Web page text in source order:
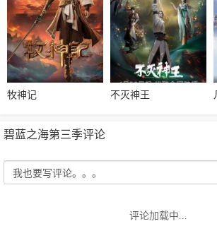
牧神记 不灭神王
碧蓝之海第三季评论
评论加载中...